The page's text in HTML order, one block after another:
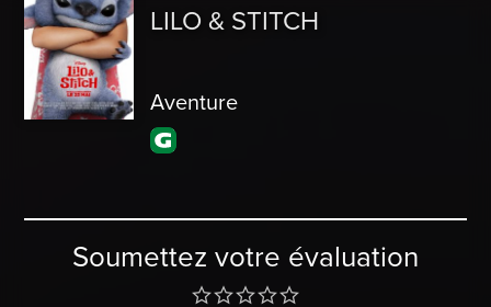
LILO & STITCH
Aventure
Soumettez votre évaluation